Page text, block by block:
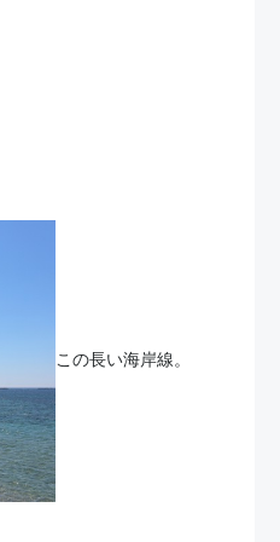
この長い海岸線。